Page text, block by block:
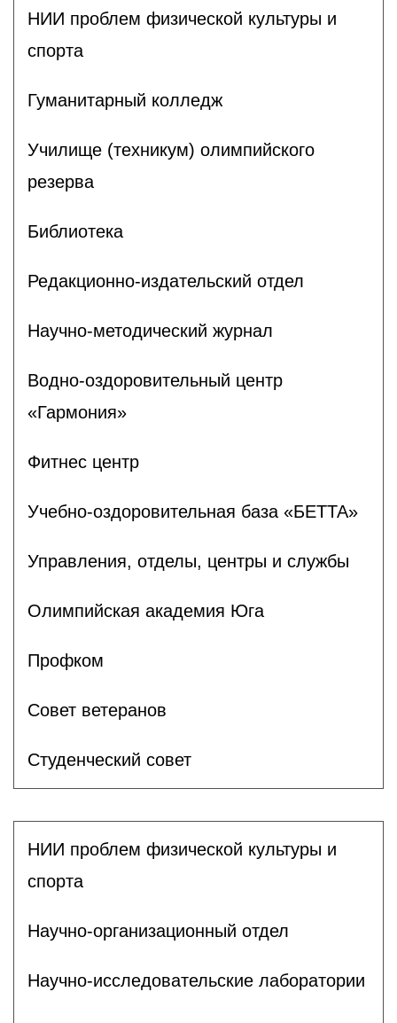
НИИ проблем физической культуры и
спорта
Гуманитарный колледж
Училище (техникум) олимпийского
резерва
Библиотека
Редакционно-издательский отдел
Научно-методический журнал
Водно-оздоровительный центр
«Гармония»
Фитнес центр
Учебно-оздоровительная база «БЕТТА»
Управления, отделы, центры и службы
Олимпийская академия Юга
Профком
Совет ветеранов
Студенческий совет
НИИ проблем физической культуры и
спорта
Научно-организационный отдел
Научно-исследовательские лаборатории